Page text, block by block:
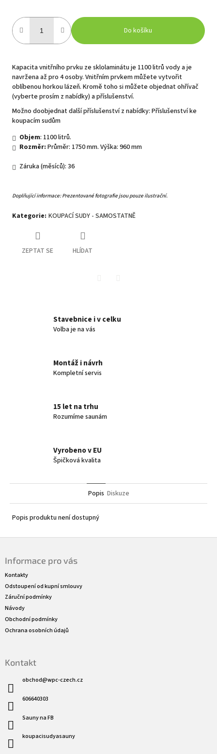
Do košíku
Kapacita vnitřního prvku ze sklolaminátu je 1100 litrů vody a je
navržena až pro 4 osoby. Vnitřním prvkem můžete vytvořit
oblíbenou horkou lázeň. Kromě toho si můžete objednat ohřívač
(vyberte prosím z nabídky) a příslušenství.
Možno doobjednat další příslušenství z nabídky: Příslušenství ke
koupacím sudům
Objem: 1100 litrů.
Rozměr: Průměr: 1750 mm. Výška: 960 mm
Záruka (měsíců): 36
Doplňující informace: Prezentované fotografie jsou pouze ilustrační.
Kategorie: KOUPACÍ SUDY - SAMOSTATNĚ
ZEPTAT SE HLÍDAT
Stavebnice i v celku
Volba je na vás
Montáž i návrh
Kompletní servis
15 let na trhu
Rozumíme saunám
Vyrobeno v EU
Špičková kvalita
Popis Diskuze
Popis produktu není dostupný
Informace pro vás
Kontakty
Odstoupení od kupní smlouvy
Záruční podmínky
Návody
Obchodní podmínky
Ochrana osobních údajů
Kontakt
obchod@wpc-czech.cz
606640303
Sauny na FB
koupacisudyasauny